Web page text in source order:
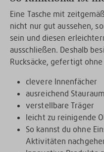
Eine Tasche mit
nicht nur gut aussehen,
sein und diesen
ausschließen. Deshalb
Rucksäcke, gefertigt
clevere Innenfächer
ausreichend Stauraum
verstellbare Träger
leicht zu reinigende
So kannst du ohne
Aktivitäten